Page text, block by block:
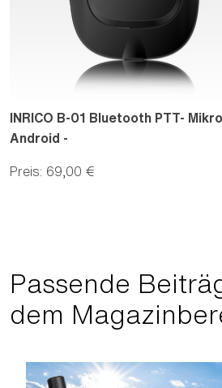
INRICO B-01 Bluetooth PTT-
Android -
Preis: 69,00 €
Passende
dem